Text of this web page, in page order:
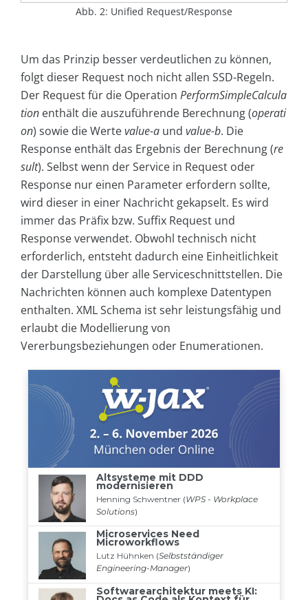
Abb. 2: Unified Request/Response
Um das Prinzip besser verdeutlichen zu können,
folgt dieser Request noch nicht allen SSD-Regeln.
Der Request für die Operation PerformSimpleCalcula
tion enthält die auszuführende Berechnung (operati
on) sowie die Wertevalue-a und value-b. Die
Response enthält das Ergebnis der Berechnung (re
sult). Selbst wenn der Service in Request oder
Response nur einen Parameter erfordern sollte,
wird dieser in einer Nachricht gekapselt. Es wird
immer das Präfix bzw. Suffix Request und
Response verwendet. Obwohl technisch nicht
erforderlich, entsteht dadurch eine Einheitlichkeit
der Darstellung über alle Serviceschnittstellen. Die
Nachrichten können auch komplexe Datentypen
enthalten. XML Schema ist sehr leistungsfähig und
erlaubt die Modellierung von
Vererbungsbeziehungen oder Enumerationen.